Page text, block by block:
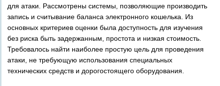
для атаки. Рассмотрены системы, позволяющие производить
запись и считывание баланса электронного кошелька. Из
основных критериев оценки была доступность для изучения
без риска быть задержанным, простота и низкая стоимость.
Требовалось найти наиболее простую цель для проведения
атаки, не требующую использования специальных
технических средств и дорогостоящего оборудования.